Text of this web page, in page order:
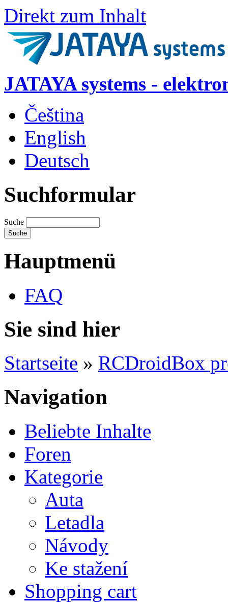
Direkt zum Inhalt
JATAYA systems -
Čeština
English
Deutsch
Suchformular
Suche
Hauptmenü
FAQ
Sie sind hier
Startseite » RCDroidBox
Navigation
Beliebte Inhalte
Foren
Kategorie
Auta
Letadla
Návody
Ke stažení
Shopping cart